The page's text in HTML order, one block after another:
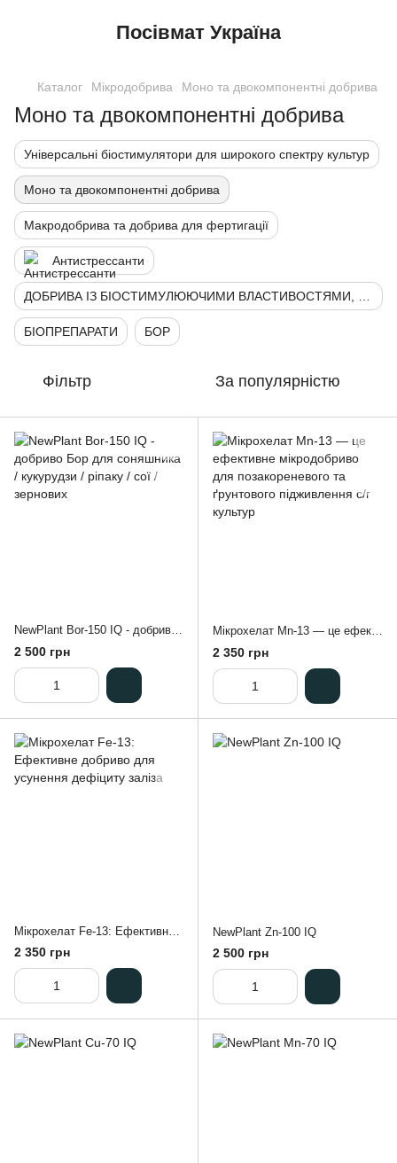
Посівмат Україна
Каталог Мікродобрива Моно та двокомпонентні добрива
Моно та двокомпонентні добрива
Універсальні біостимулятори для широкого спектру культур
Моно та двокомпонентні добрива
Макродобрива та добрива для фертигації
Антистрессанти
БІОПРЕПАРАТИ БОР
Фільтр За популярністю
NewPlant Bor-150 IQ - добриво Бор для соняшника / кукурудзи / ріпаку / сої / зернових
2 500 грн
Мікрохелат Mn-13 — це ефективне мікродобриво для позакореневого та ґрунтового підживлення с/г культур
2 350 грн
2 350 грн
NewPlant Zn-100 IQ
2 500 грн